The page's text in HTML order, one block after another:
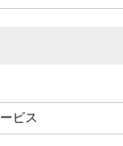
ビス